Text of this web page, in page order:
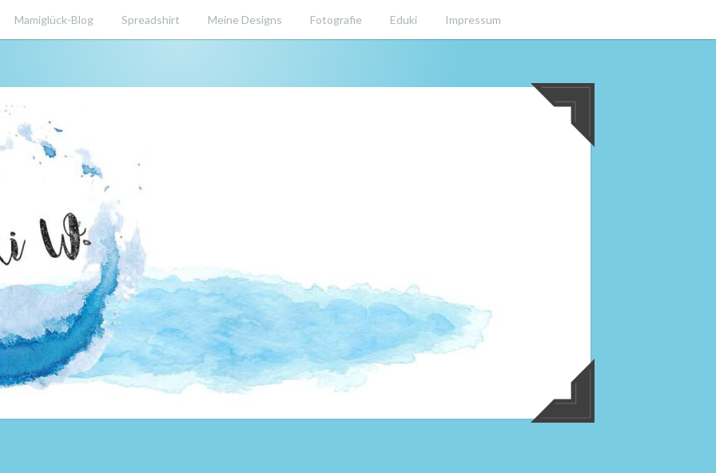
Mamiglück-Blog Spreadshirt Meine Designs Fotografie Eduki Impressum